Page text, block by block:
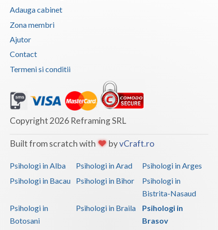
Adauga cabinet
Zona membri
Ajutor
Contact
Termeni si conditii
Copyright 2026 Reframing SRL
Built from scratch with byvCraft.ro
Psihologi in Alba Psihologi in Arad
Psihologi in Arges
Psihologi in Bacau
Psihologi in Bihor
Psihologi in
Bistrita-Nasaud
Psihologi in
Botosani
Psihologi in Braila
Psihologi in
Brasov